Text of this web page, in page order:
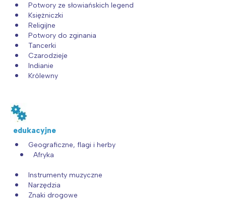
Potwory ze słowiańskich legend
Księżniczki
Religijne
Potwory do zginania
Tancerki
Czarodzieje
Indianie
Królewny
edukacyjne
Geograficzne, flagi i herby
Afryka
Instrumenty muzyczne
Narzędzia
Znaki drogowe